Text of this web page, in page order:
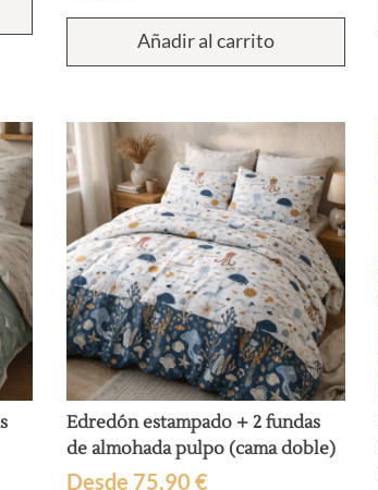
de 5 en
cliente
Añadir al carrito
Edredón estampado + 2 fundas
de almohada pulpo (cama doble)
Desde 75,90€